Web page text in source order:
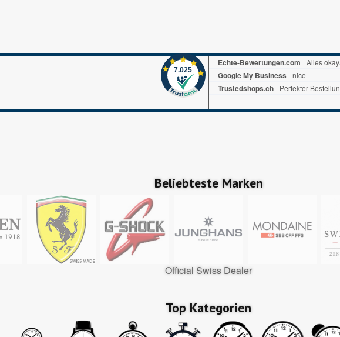
7.025
Echte-Bewertungen.com Alles okay.
Google My Business nice
Trustedshops.ch Perfekter
Beliebteste Marken
Official Swiss Dealer
Top Kategorien